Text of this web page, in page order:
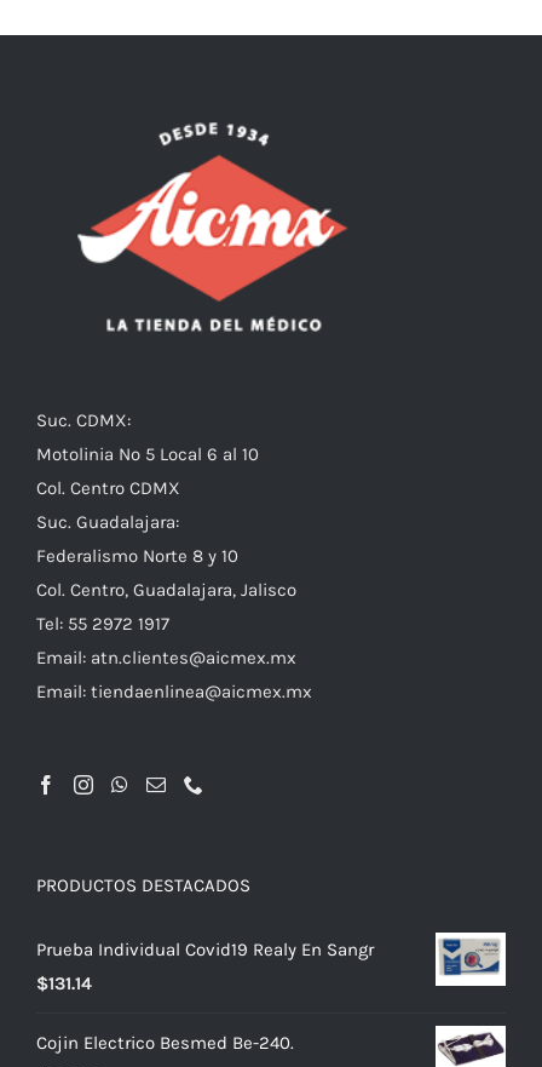
Suc. CDMX:
Motolinia No 5 Local 6 al 10
Col. Centro CDMX
Suc. Guadalajara:
Federalismo Norte 8 y 10
Col. Centro, Guadalajara, Jalisco
Tel: 55 2972 1917
Email: atn.clientes@aicmex.mx
Email: tiendaenlinea@aicmex.mx
PRODUCTOS DESTACADOS
Prueba Individual Covid19 Realy En Sangr
$131.14
Cojin Electrico Besmed Be-240.